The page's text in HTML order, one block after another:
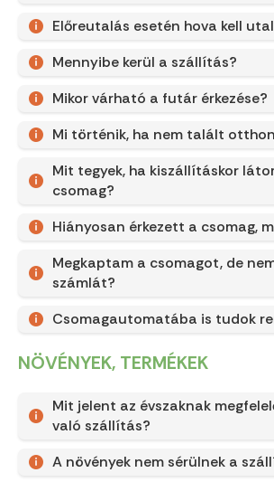
Előreutalás esetén hova kell
Mennyibe kerül a szállítás?
Mikor várható a futár érkezése?
Mi történik, ha nem talált
Mit tegyek, ha kiszállításkor
csomag?
Hiányosan érkezett a csomag,
Megkaptam a csomagot, de
számlát?
Csomagautomatába is tudok
NÖVÉNYEK, TERMÉKEK
Mit jelent az évszaknak
való szállítás?
A növények nem sérülnek a